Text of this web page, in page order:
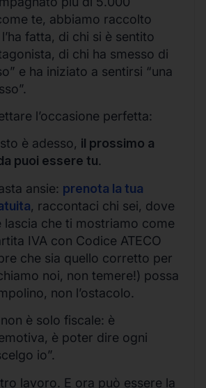
te, abbiamo raccolto
fatta, di chi si è sentito
di chi ha smesso di
e ha iniziato a sentirsi “una
l’occasione perfetta:
è adesso, il prossimo a
puoi essere tu.
ansie: prenota la tua
, raccontaci chi sei, dove
lascia che ti mostriamo come
IVA con Codice ATECO
che sia quello corretto per
noi, non temere!) possa
non l’ostacolo.
è solo fiscale: è
è poter dire ogni
io”.
lavoro. E ora può essere la